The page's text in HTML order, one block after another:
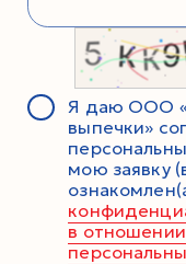
Я даю ООО
выпечки»
мою заявку
в